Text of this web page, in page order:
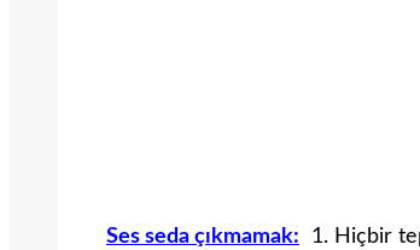
Ses seda çıkmamak:
1. Hiçbir